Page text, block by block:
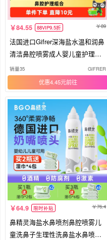
84.55 88VIP9.5折 89
法国进口Gifrer深海盐水温和润鼻
清洁鼻腔喷雾成人婴儿童护理滴
鼻
销量35 GIFRER
优惠4.45元
64.9 限时补贴 76.4
鼻精灵海盐水鼻喷剂鼻腔喷雾儿
童洗鼻子生理性洗鼻盐水鼻喷婴